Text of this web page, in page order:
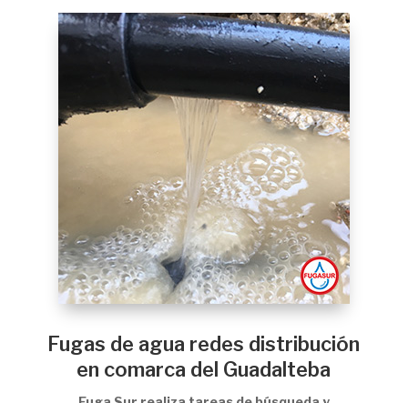
Fugas de agua redes distribución
en comarca del Guadalteba